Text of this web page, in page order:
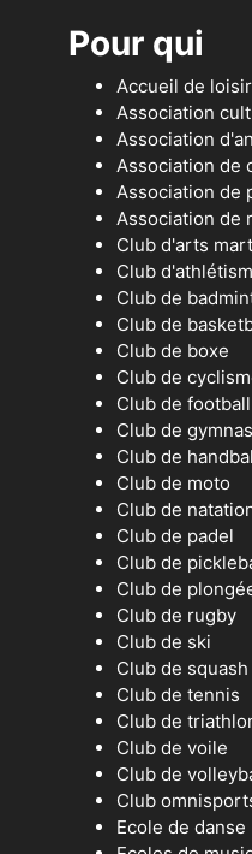
Pour qui
Accueil de loisir
Association
Association
Association de
Association de
Association de
Club d'arts
Club
Club de
Club de
Club de boxe
Club de
Club de football
Club de
Club de
Club de moto
Club de
Club de padel
Club de
Club de
Club de rugby
Club de ski
Club de squash
Club de tennis
Club de
Club de voile
Club de
Club
Ecole de danse